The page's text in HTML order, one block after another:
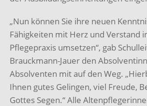
„Nun können Sie ihre neuen
Fähigkeiten mit Herz und Verstand
Pflegepraxis umsetzen“, gab
Brauckmann-Jauer den
Absolventen mit auf den Weg.
Ihnen gutes Gelingen, viel Freude,
Gottes Segen.“ Alle